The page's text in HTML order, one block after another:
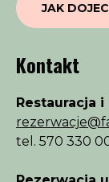
JAK
Kontakt
Restauracja
tel. 570 330